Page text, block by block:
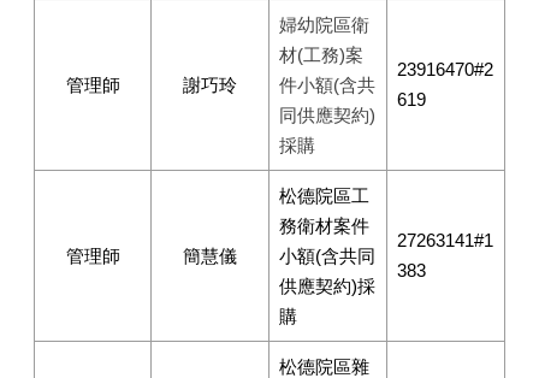
管理師 謝巧玲
婦幼院區衛
材(工務)案
件小額(含共
同供應契約)
採購
23916470#2
619
管理師 簡慧儀
松德院區工
務衛材案件
小額(含共同
供應契約)採
購
27263141#1
383
松德院區雜